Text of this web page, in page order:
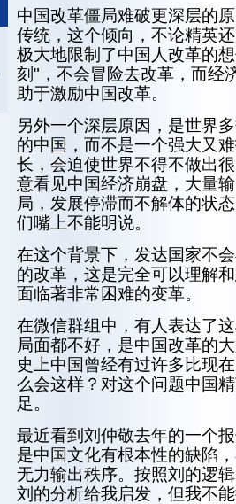
中国改革僵局难破更深层的
传统，这个倾向，不论精英
极大地限制了中国人改革的
刻"，不会冒险去改革，而经
助于激励中国改革。
另外一个深层原因，是世界
的中国，而不是一个强大又
长，会迫使世界不得不做出
意看见中国经济崩盘，大量
局，发展停滞而不解体的状
们嘴上不能明说。
在这个背景下，发达国家不
的改革，这是完全可以理解
面临著非常困难的变革。
在微信群组中，有人表达了
局面都不好，是中国改革的
史上中国曾经有过许多比现
么会这样？对这个问题中国
足。
最近看到刘仲敬去年的一个
是中国文化有根本性的缺陷
无力输出秩序。按照刘的逻
刘的分析给我启发，但我不